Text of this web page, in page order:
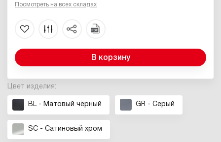
Цвет изделия:
BL - Матовый чёрный GR - Серый
SC - Сатиновый хром
Посмотреть на всех складах
В корзину